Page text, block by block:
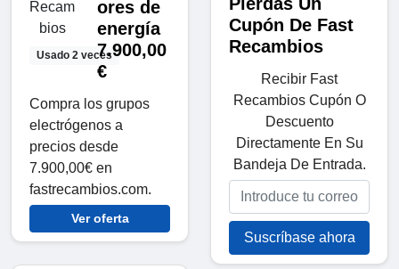
Usado 2 veces
ores de
energía
7.900,00
€
Compra los grupos
electrógenos a
precios desde
7.900,00€ en
fastrecambios.com.
Ver oferta
Cupón De Fast
Recambios
Recibir Fast
Recambios Cupón O
Descuento
Directamente En Su
Bandeja De Entrada.
Suscríbase ahora